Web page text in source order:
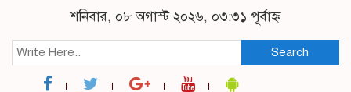
শনিবার, ০৮ অগাস্ট ২০২৬, ০৩:৩১ পূর্বাহ্ন
Search